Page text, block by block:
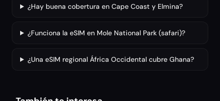
¿Hay buena cobertura en Cape Coast y Elmina?
¿Funciona la eSIM en Mole National Park (safari)?
¿Una eSIM regional África Occidental cubre Ghana?